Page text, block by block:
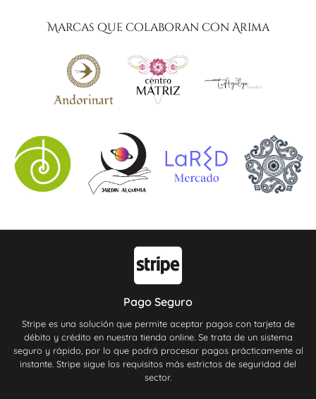
Marcas que colaboran con Arima
Pago Seguro
Stripe es una solución que permite aceptar pagos con tarjeta de
débito y crédito en nuestra tienda online. Se trata de un sistema
seguro y rápido, por lo que podrá procesar pagos prácticamente al
instante. Stripe sigue los requisitos más estrictos de seguridad del
sector.